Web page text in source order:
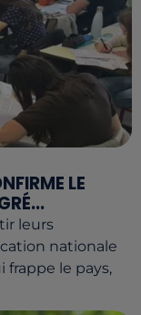
LE
leurs
nationale
frappe le pays,